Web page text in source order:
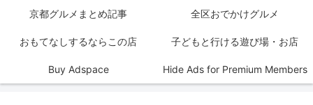
京都グルメまとめ記事 全区おでかけグルメ
おもてなしするならこの店 子どもと行ける遊び場・お店
Buy Adspace Hide Ads for Premium Members